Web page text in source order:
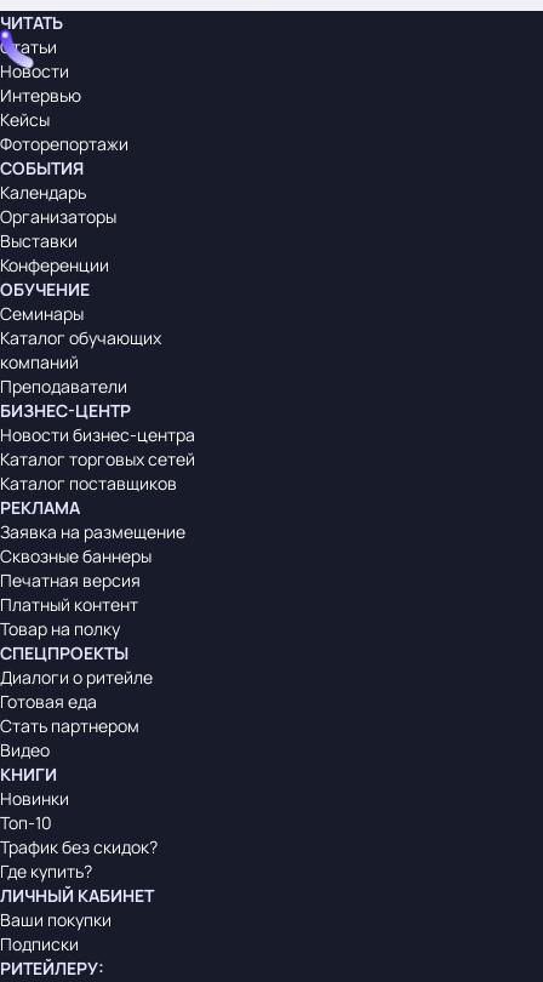
ЧИТАТЬ
Статьи
Новости
Интервью
Кейсы
Фоторепортажи
СОБЫТИЯ
Календарь
Организаторы
Выставки
Конференции
ОБУЧЕНИЕ
Семинары
Каталог обучающих
компаний
Преподаватели
БИЗНЕС-ЦЕНТР
Новости бизнес-центра
Каталог торговых сетей
Каталог поставщиков
РЕКЛАМА
Заявка на размещение
Сквозные баннеры
Печатная версия
Платный контент
Товар на полку
СПЕЦПРОЕКТЫ
Диалоги о ритейле
Готовая еда
Стать партнером
Видео
КНИГИ
Новинки
Топ-10
Трафик без скидок?
Где купить?
ЛИЧНЫЙ КАБИНЕТ
Ваши покупки
Подписки
РИТЕЙЛЕРУ: